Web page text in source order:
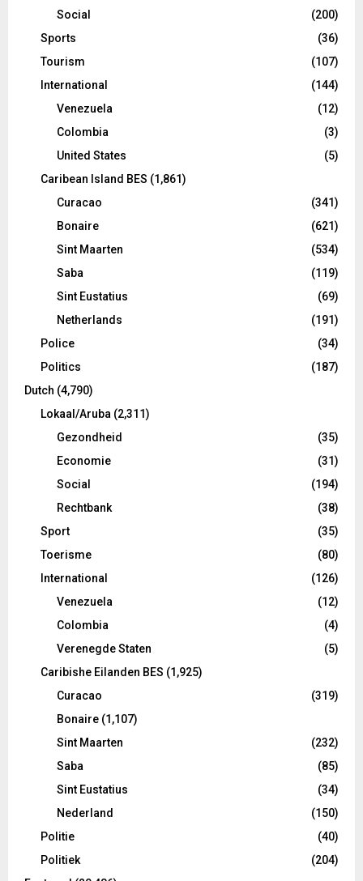
Social
(200)
Sports
(36)
Tourism
(107)
International
(144)
Venezuela
(12)
Colombia
(3)
United States
(5)
Caribean Island BES (1,861)
Curacao
(341)
Bonaire
(621)
Sint Maarten
(534)
Saba
(119)
Sint Eustatius
(69)
Netherlands
(191)
Police
(34)
Politics
(187)
Dutch (4,790)
Lokaal/Aruba (2,311)
Gezondheid
(35)
Economie
(31)
Social
(194)
Rechtbank
(38)
Sport
(35)
Toerisme
(80)
International
(126)
Venezuela
(12)
Colombia
(4)
Verenegde Staten
(5)
Caribishe Eilanden BES (1,925)
Curacao
(319)
Bonaire (1,107)
Sint Maarten
(232)
Saba
(85)
Sint Eustatius
(34)
Nederland
(150)
Politie
(40)
Politiek
(204)